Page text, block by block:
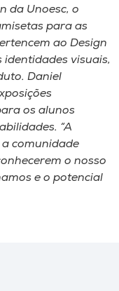
da Unoesc, o
para as
ao Design
identidades visuais,
Daniel
os alunos
“A
comunidade
o nosso
e o potencial